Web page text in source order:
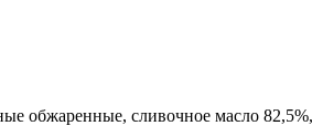
обжаренные, сливочное масло